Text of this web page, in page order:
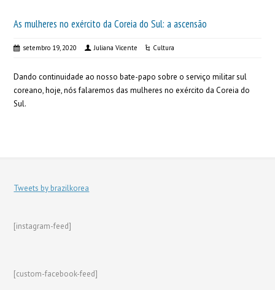
As mulheres no exército da Coreia do Sul: a ascensão
setembro 19, 2020 Juliana Vicente Cultura
Dando continuidade ao nosso bate-papo sobre o serviço militar sul
coreano, hoje, nós falaremos das mulheres no exército da Coreia do
Sul.
Tweets by brazilkorea
[instagram-feed]
[custom-facebook-feed]